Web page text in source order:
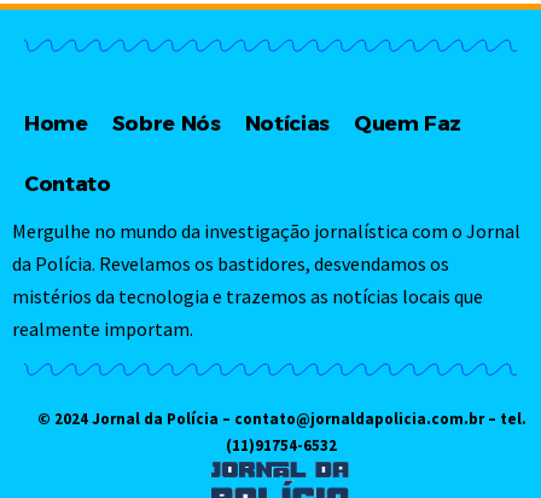
Home Sobre Nós Notícias Quem Faz
Contato
Mergulhe no mundo da investigação jornalística com o Jornal
da Polícia. Revelamos os bastidores, desvendamos os
mistérios da tecnologia e trazemos as notícias locais que
realmente importam.
© 2024 Jornal da Polícia – contato@jornaldapolicia.com.br– tel.
(11)91754-6532